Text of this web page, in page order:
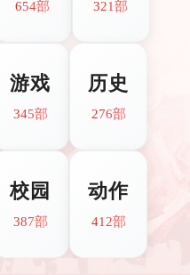
654部 321部
游戏
345部
历史
276部
校园
387部
动作
412部